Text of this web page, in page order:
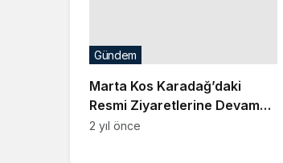
Marta Kos Karadağ’daki
Resmi Ziyaretlerine Devam
Ediyor
Gündem
2 yıl önce